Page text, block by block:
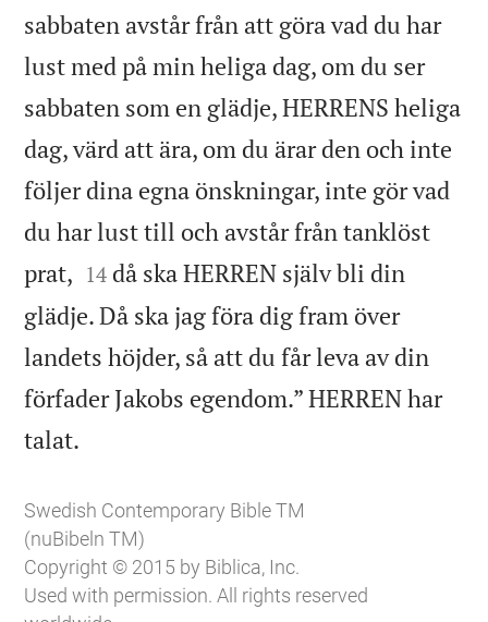
sabbaten avstår från att göra vad du har
lust med på min heliga dag, om du ser
sabbaten som en glädje, HERRENS heliga
dag, värd att ära, om du ärar den och inte
följer dina egna önskningar, inte gör vad
du har lust till och avstår från tanklöst
prat, 

14 då ska HERREN själv bli din
glädje. Då ska jag föra dig fram över
landets höjder, så att du får leva av din
förfader Jakobs egendom.” HERREN har
talat.
Swedish Contemporary Bible TM
(nuBibeln TM)
Copyright © 2015 by Biblica, Inc.
Used with permission. All rights reserved